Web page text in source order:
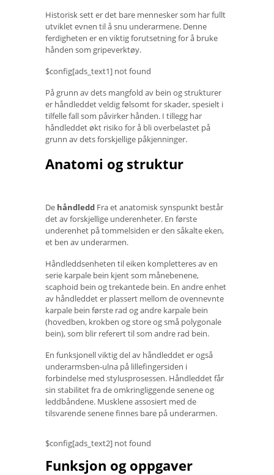
Historisk sett er det bare mennesker som har fullt
utviklet evnen til å snu underarmene. Denne
ferdigheten er en viktig forutsetning for å bruke
hånden som gripeverktøy.
$config[ads_text1] not found
På grunn av dets mangfold av bein og strukturer
er håndleddet veldig følsomt for skader, spesielt i
tilfelle fall som påvirker hånden. I tillegg har
håndleddet økt risiko for å bli overbelastet på
grunn av dets forskjellige påkjenninger.
Anatomi og struktur
De håndledd Fra et anatomisk synspunkt består
det av forskjellige underenheter. En første
underenhet på tommelsiden er den såkalte eken,
et ben av underarmen.
Håndleddsenheten til eiken kompletteres av en
serie karpale bein kjent som månebenene,
scaphoid bein og trekantede bein. En andre enhet
av håndleddet er plassert mellom de ovennevnte
karpale bein første rad og andre karpale bein
(hovedben, krokben og store og små polygonale
bein), som blir referert til som andre rad bein.
En funksjonell viktig del av håndleddet er også
underarmsben-ulna på lillefingersiden i
forbindelse med stylusprosessen. Håndleddet får
sin stabilitet fra de omkringliggende senene og
leddbåndene. Musklene assosiert med de
tilsvarende senene finnes bare på underarmen.
$config[ads_text2] not found
Funksjon og oppgaver